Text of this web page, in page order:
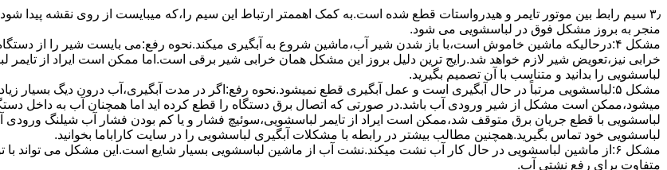
۳٫ ﺳﯿﻢ راﺑﻂ ﺑﯿﻦ ﻣﻮﺗﻮر ﺗﺎﯾﻤﺮ و ﻫﯿﺪرواﺳﺘﺎت ﻗﻄﻊ ﺷﺪه اﺳﺖ.به کمک اهممتر ارﺗﺒﺎط اﯾﻦ ﺳﯿﻢ را،ﮐﻪ میبایست از روی ﻧﻘﺸﻪ ﭘﯿﺪا
ﻣﻨﺠﺮ ﺑﻪ ﺑﺮوز مشکل ﻓﻮق در لباسشویی می شود.
مشکل ۴:درحالیکه ﻣﺎﺷﯿﻦ ﺧﺎﻣﻮش اﺳﺖ،ﺑﺎ ﺑﺎز ﺷﺪن ﺷﯿﺮ آب،ﻣﺎﺷﯿﻦ ﺷﺮوع ﺑﻪ آﺑﮕﯿﺮی میکند.نحوه رﻓﻊ:می بایست ﺷﯿﺮ را از
خرابی نیز،تعویض شیر لازم خواهد شد.رایج ترین دلیل بروز این مشکل همان خرابی شیر برقی است.اما ممکن است ایراد از تایمر
لباسشویی را بدانید و متناسب با آن تصمیم بگیرید.
مشکل ۵:لباسشویی مرتباً در ﺣﺎل آﺑﮕﯿﺮی اﺳﺖ و ﻋﻤﻞ آﺑﮕﯿﺮی ﻗﻄﻊ نمیشود.نحوه رﻓﻊ:اﮔﺮ در ﻣﺪت آﺑﮕﯿﺮی،آب درون دﯾﮓ ﺑﺴﯿﺎر
میشود،ممکن است مشکل از شیر ورودی آب باشد.در صورتی که اتصال برق دستگاه را قطع کرده اید اما همچنان آب به داخل
لباسشویی با قطع جریان برق متوقف شد،ممکن است ایراد از تایمر لباسشویی،سوئیچ فشار و یا کم بودن فشار آب شیلنگ
لباسشویی خود تماس بگیرید.همچنین مطالب بیشتر در رابطه با مشکلات آبگیری لباسشویی را در سایت کاراباما بخوانید.
مشکل ۶:از ﻣﺎﺷﯿﻦ لباسشویی در ﺣﺎل ﮐﺎر آب ﻧﺸﺖ میکند.نشت آب از ماشین لباسشویی بسیار شایع است.این مشکل می تواند
متفاوت برای رفع نشتی آب.